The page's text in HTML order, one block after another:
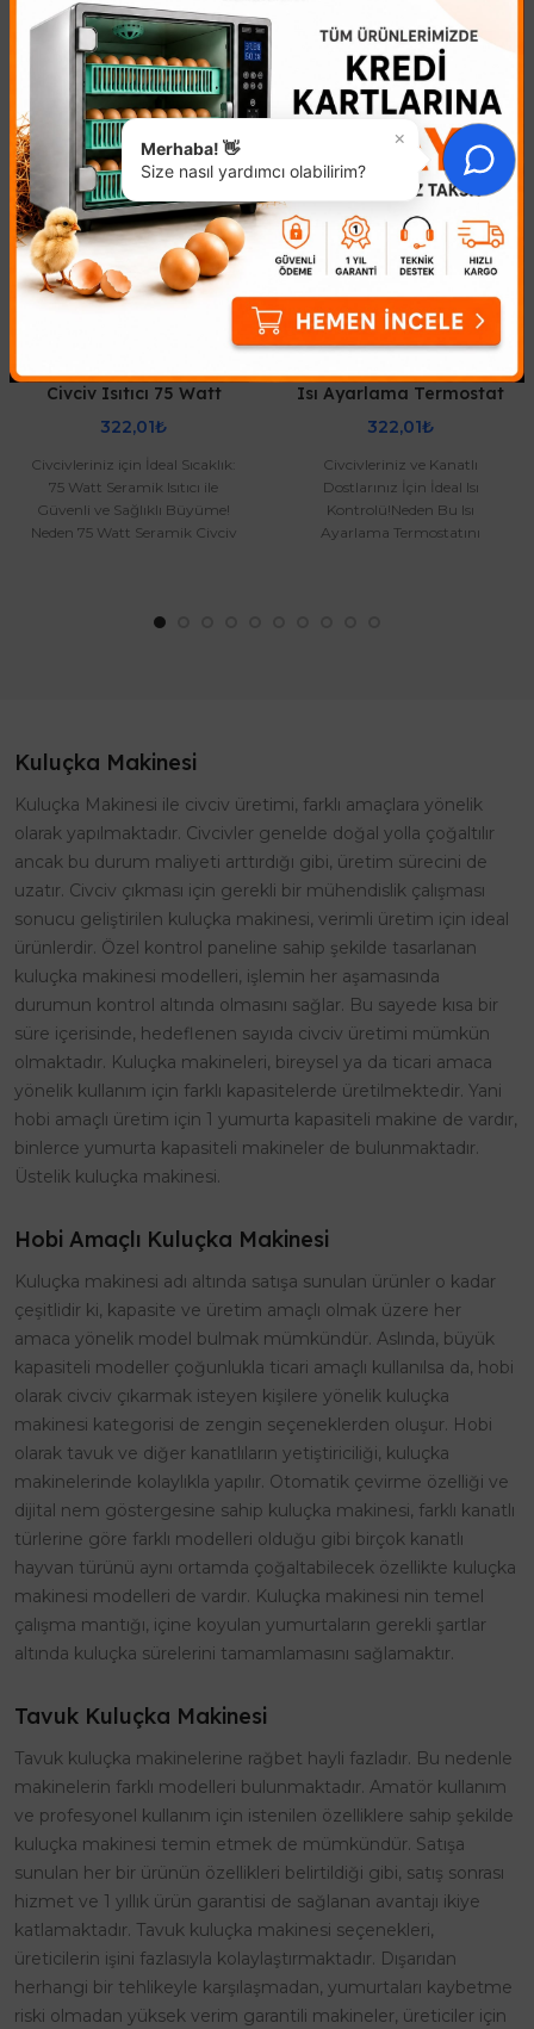
Benzer Ürünler
Civciv Isıtıcı 75 Watt
322,01₺
Civcivleriniz için İdeal Sıcaklık:
75 Watt Seramik Isıtıcı ile
Güvenli ve Sağlıklı Büyüme!
Neden 75 Watt Seramik Civciv
Isı Ayarlama Termostat
322,01₺
Civcivleriniz ve Kanatlı
Dostlarınız İçin İdeal Isı
Kontrolü!Neden Bu Isı
Ayarlama Termostatını
Kuluçka Makinesi
Kuluçka Makinesi ile civciv üretimi, farklı amaçlara yönelik
olarak yapılmaktadır. Civcivler genelde doğal yolla çoğaltılır
ancak bu durum maliyeti arttırdığı gibi, üretim sürecini de
uzatır. Civciv çıkması için gerekli bir mühendislik çalışması
sonucu geliştirilen kuluçka makinesi, verimli üretim için ideal
ürünlerdir. Özel kontrol paneline sahip şekilde tasarlanan
kuluçka makinesi modelleri, işlemin her aşamasında
durumun kontrol altında olmasını sağlar. Bu sayede kısa bir
süre içerisinde, hedeflenen sayıda civciv üretimi mümkün
olmaktadır. Kuluçka makineleri, bireysel ya da ticari amaca
yönelik kullanım için farklı kapasitelerde üretilmektedir. Yani
hobi amaçlı üretim için 1 yumurta kapasiteli makine de vardır,
binlerce yumurta kapasiteli makineler de bulunmaktadır.
Üstelik kuluçka makinesi.
Hobi Amaçlı Kuluçka Makinesi
Kuluçka makinesi adı altında satışa sunulan ürünler o kadar
çeşitlidir ki, kapasite ve üretim amaçlı olmak üzere her
amaca yönelik model bulmak mümkündür. Aslında, büyük
kapasiteli modeller çoğunlukla ticari amaçlı kullanılsa da, hobi
olarak civciv çıkarmak isteyen kişilere yönelik kuluçka
makinesi kategorisi de zengin seçeneklerden oluşur. Hobi
olarak tavuk ve diğer kanatlıların yetiştiriciliği, kuluçka
makinelerinde kolaylıkla yapılır. Otomatik çevirme özelliği ve
dijital nem göstergesine sahip kuluçka makinesi, farklı kanatlı
türlerine göre farklı modelleri olduğu gibi birçok kanatlı
hayvan türünü aynı ortamda çoğaltabilecek özellikte kuluçka
makinesi modelleri de vardır. Kuluçka makinesi nin temel
çalışma mantığı, içine koyulan yumurtaların gerekli şartlar
altında kuluçka sürelerini tamamlamasını sağlamaktır.
Tavuk Kuluçka Makinesi
Tavuk kuluçka makinelerine rağbet hayli fazladır. Bu nedenle
makinelerin farklı modelleri bulunmaktadır. Amatör kullanım
ve profesyonel kullanım için istenilen özelliklere sahip şekilde
kuluçka makinesi temin etmek de mümkündür. Satışa
sunulan her bir ürünün özellikleri belirtildiği gibi, satış sonrası
hizmet ve 1 yıllık ürün garantisi de sağlanan avantajı ikiye
katlamaktadır. Tavuk kuluçka makinesi seçenekleri,
üreticilerin işini fazlasıyla kolaylaştırmaktadır. Dışarıdan
herhangi bir tehlikeyle karşılaşmadan, yumurtaları kaybetme
riski olmadan yüksek verim garantili makineler, üreticiler için
×
Merhaba! 👋
Size nasıl yardımcı olabilirim?